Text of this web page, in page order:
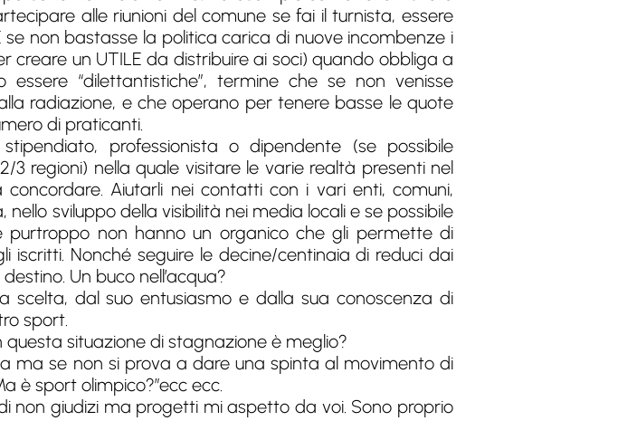
alle riunioni del comune se fai il turnista, essere
non bastasse la politica carica di nuove incombenze i
creare un UTILE da distribuire ai soci) quando obbliga a
“dilettantistiche”, termine che se non venisse
radiazione, e che operano per tenere basse le quote
di praticanti.
professionista o dipendente (se possibile
3 regioni) nella quale visitare le varie realtà presenti nel
Aiutarli nei contatti con i vari enti, comuni,
sviluppo della visibilità nei media locali e se possibile
purtroppo non hanno un organico che gli permette di
Nonché seguire le decine/centinaia di reduci dai
Un buco nell’acqua?
scelta, dal suo entusiasmo e dalla sua conoscenza di
sport.
situazione di stagnazione è meglio?
ma se non si prova a dare una spinta al movimento di
è sport olimpico?”ecc ecc.
non giudizi ma progetti mi aspetto da voi. Sono proprio